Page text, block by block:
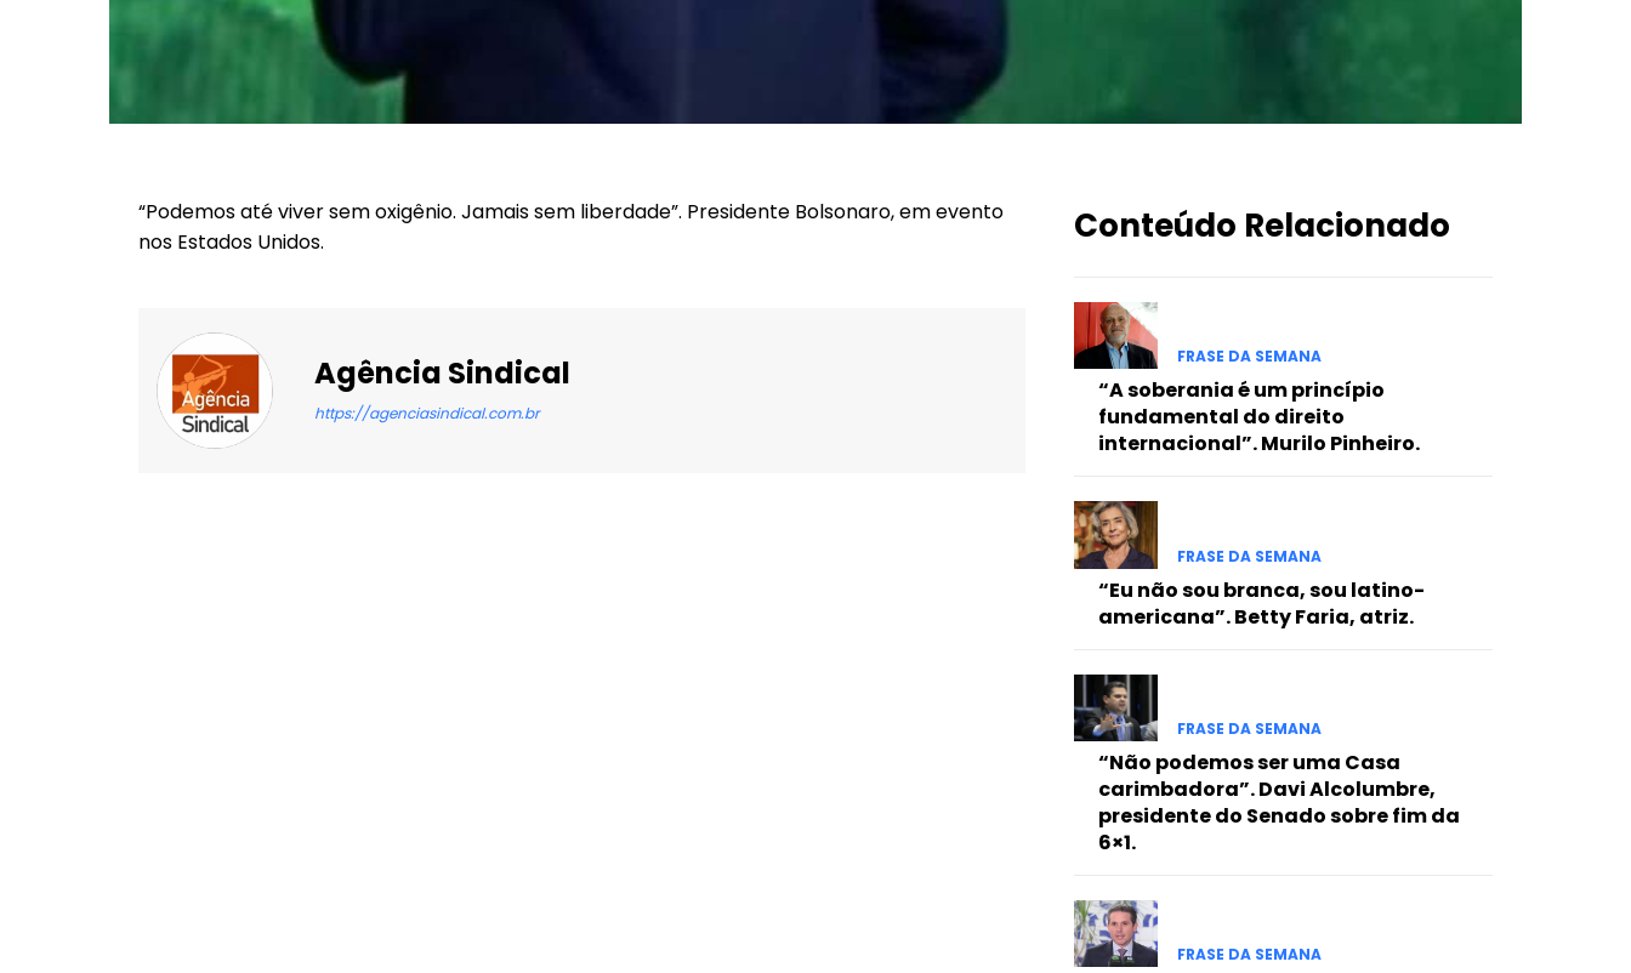
“Podemos até viver sem oxigênio. Jamais sem liberdade”. Presidente Bolsonaro, em evento
nos Estados Unidos.
Agência Sindical
https://agenciasindical.com.br
Conteúdo Relacionado
FRASE DA SEMANA
“A soberania é um princípio
fundamental do direito
internacional”. Murilo Pinheiro.
FRASE DA SEMANA
“Eu não sou branca, sou latino-
americana”. Betty Faria, atriz.
FRASE DA SEMANA
“Não podemos ser uma Casa
carimbadora”. Davi Alcolumbre,
presidente do Senado sobre fim da
6×1.
FRASE DA SEMANA